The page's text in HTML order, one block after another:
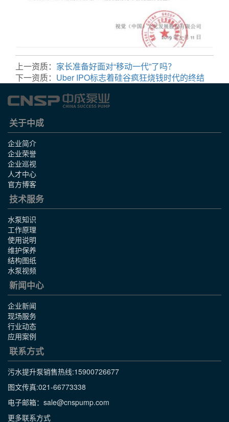
上一资质： 家长准备好面对“移动一代”了吗？
下一资质： Uber IPO标志着硅谷疯狂烧钱时代的终结
关于中成
企业简介
企业荣誉
企业巡视
人才中心
官方博客
技术服务
水泵知识
工作原理
使用说明
维护保养
结构图纸
水泵视频
新闻中心
企业新闻
现场服务
行业动态
应用案例
联系方式
污水提升泵销售热线:15900726677
图文传真:021-66773338
电子邮箱：sale@cnspump.com
更多联系方式